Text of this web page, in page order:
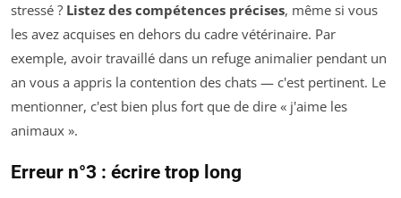
stressé ? Listez des compétences précises, même si vous
les avez acquises en dehors du cadre vétérinaire. Par
exemple, avoir travaillé dans un refuge animalier pendant un
an vous a appris la contention des chats — c'est pertinent. Le
mentionner, c'est bien plus fort que de dire « j'aime les
animaux ».
Erreur n°3 : écrire trop long